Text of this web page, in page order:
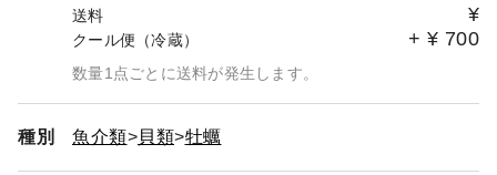
送料 ¥
クール便（冷蔵） + ¥ 700
数量1点ごとに送料が発生します。
種別 魚介類 貝類 牡蠣